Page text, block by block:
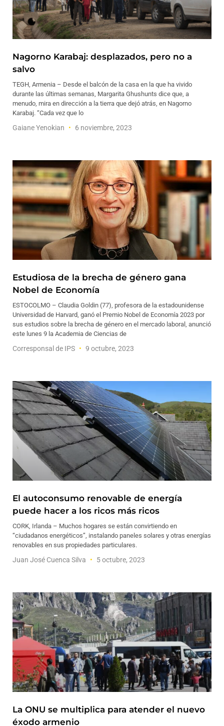
Nagorno Karabaj: desplazados, pero no a
salvo
TEGH, Armenia – Desde el balcón de la casa en la que ha vivido
durante las últimas semanas, Margarita Ghushunts dice que, a
menudo, mira en dirección a la tierra que dejó atrás, en Nagorno
Karabaj. “Cada vez que lo
Gaiane Yenokian 6 noviembre, 2023
Estudiosa de la brecha de género gana
Nobel de Economía
ESTOCOLMO – Claudia Goldin (77), profesora de la estadounidense
Universidad de Harvard, ganó el Premio Nobel de Economía 2023 por
sus estudios sobre la brecha de género en el mercado laboral, anunció
este lunes 9 la Academia de Ciencias de
Corresponsal de IPS 9 octubre, 2023
El autoconsumo renovable de energía
puede hacer a los ricos más ricos
CORK, Irlanda – Muchos hogares se están convirtiendo en
“ciudadanos energéticos”, instalando paneles solares y otras energías
renovables en sus propiedades particulares.
Juan José Cuenca Silva 5 octubre, 2023
La ONU se multiplica para atender el nuevo
éxodo armenio